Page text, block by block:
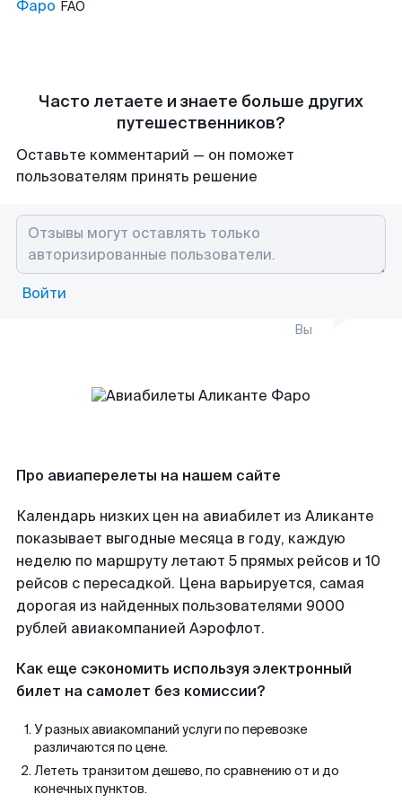
Фаро FAO
Часто летаете и знаете больше других
путешественников?
Оставьте комментарий — он поможет
пользователям принять решение
Войти
Вы
Про авиаперелеты на нашем сайте
Календарь низких цен на авиабилет из Аликанте
показывает выгодные месяца в году, каждую
неделю по маршруту летают 5 прямых рейсов и 10
рейсов с пересадкой. Цена варьируется, самая
дорогая из найденных пользователями 9000
рублей авиакомпанией Аэрофлот.
Как еще сэкономить используя электронный
билет на самолет без комиссии?
У разных авиакомпаний услуги по перевозке
различаются по цене.
Лететь транзитом дешево, по сравнению от и до
конечных пунктов.